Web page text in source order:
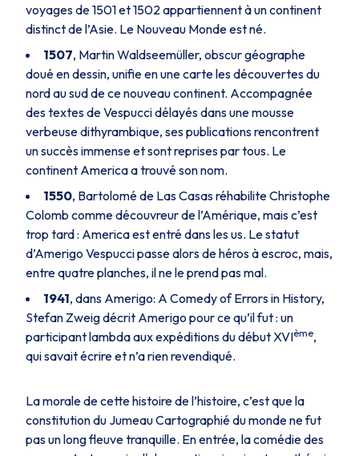
voyages de 1501 et 1502 appartiennent à un continent
distinct de l’Asie. Le Nouveau Monde est né.
1507, Martin Waldseemüller, obscur géographe
doué en dessin, unifie en une carte les découvertes du
nord au sud de ce nouveau continent. Accompagnée
des textes de Vespucci délayés dans une mousse
verbeuse dithyrambique, ses publications rencontrent
un succès immense et sont reprises par tous. Le
continent America a trouvé son nom.
1550, Bartolomé de Las Casas réhabilite Christophe
Colomb comme découvreur de l’Amérique, mais c’est
trop tard : America est entré dans les us. Le statut
d’Amerigo Vespucci passe alors de héros à escroc, mais,
entre quatre planches, il ne le prend pas mal.
1941, dans Amerigo: A Comedy of Errors in History,
Stefan Zweig décrit Amerigo pour ce qu’il fut : un
participant lambda aux expéditions du début XVIème,
qui savait écrire et n’a rien revendiqué.
La morale de cette histoire de l’histoire, c’est que la
constitution du Jumeau Cartographié du monde ne fut
pas un long fleuve tranquille. En entrée, la comédie des